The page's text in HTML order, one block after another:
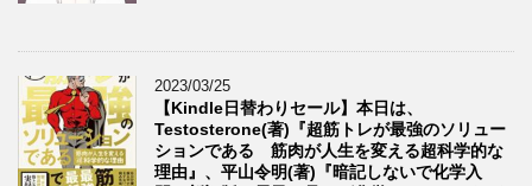
2023/03/25
【Kindle日替わりセール】本日は、
Testosterone(著)『超筋トレが最強のソリュー
ションである 筋肉が人生を変える超科学的な
理由』、平山令明(著)『暗記しないで化学入